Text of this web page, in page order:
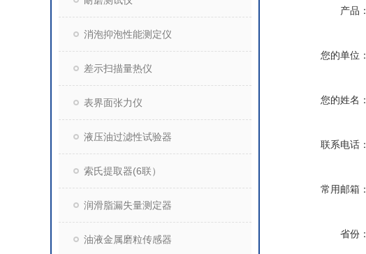
消泡抑泡性能测定仪
差示扫描量热仪
表界面张力仪
液压油过滤性试验器
索氏提取器(6联）
润滑脂漏失量测定器
油液金属磨粒传感器
产品：
您的单位：
您的姓名：
联系电话：
常用邮箱：
省份：